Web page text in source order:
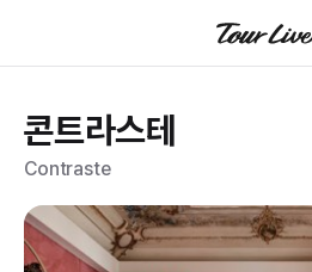
콘트라스테
Contraste